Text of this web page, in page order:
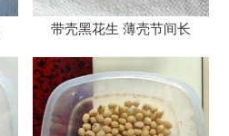
带壳黑花生 薄壳节间长